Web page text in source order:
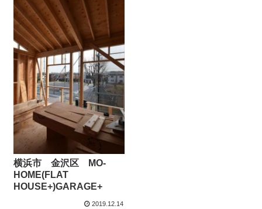
横浜市 金沢区 MO-
HOME(FLAT
HOUSE+)GARAGE+
2019.12.14